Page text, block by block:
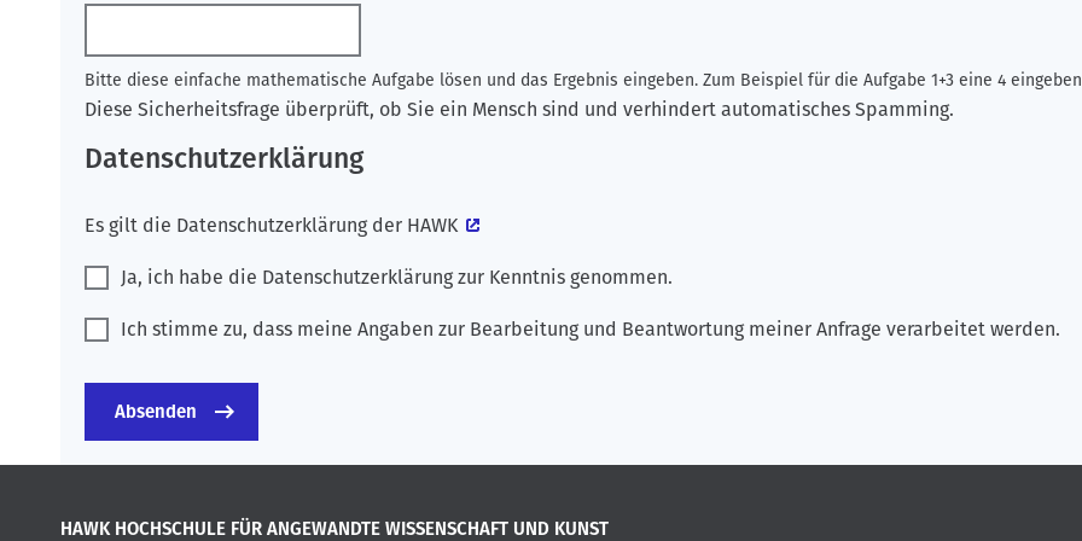
Bitte diese einfache mathematische Aufgabe lösen und das Ergebnis eingeben. Zum Beispiel für die Aufgabe 1+3 eine 4
Diese Sicherheitsfrage überprüft, ob Sie ein Mensch sind und verhindert automatisches Spamming.
Datenschutzerklärung
Es gilt die Datenschutzerklärung der HAWK
Ja, ich habe die Datenschutzerklärung zur Kenntnis genommen.
Ich stimme zu, dass meine Angaben zur Bearbeitung und Beantwortung meiner Anfrage verarbeitet werden.
HAWK HOCHSCHULE FÜR ANGEWANDTE WISSENSCHAFT UND KUNST